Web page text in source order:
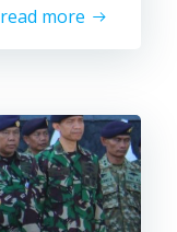
read more